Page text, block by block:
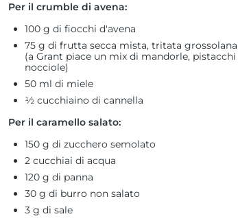
Per il crumble di avena:
100 g di fiocchi d'avena
75 g di frutta secca mista, tritata
(a Grant piace un mix di mandorle, pistacchi
nocciole)
50 ml di miele
½ cucchiaino di cannella
Per il caramello salato:
150 g di zucchero semolato
2 cucchiai di acqua
120 g di panna
30 g di burro non salato
3 g di sale